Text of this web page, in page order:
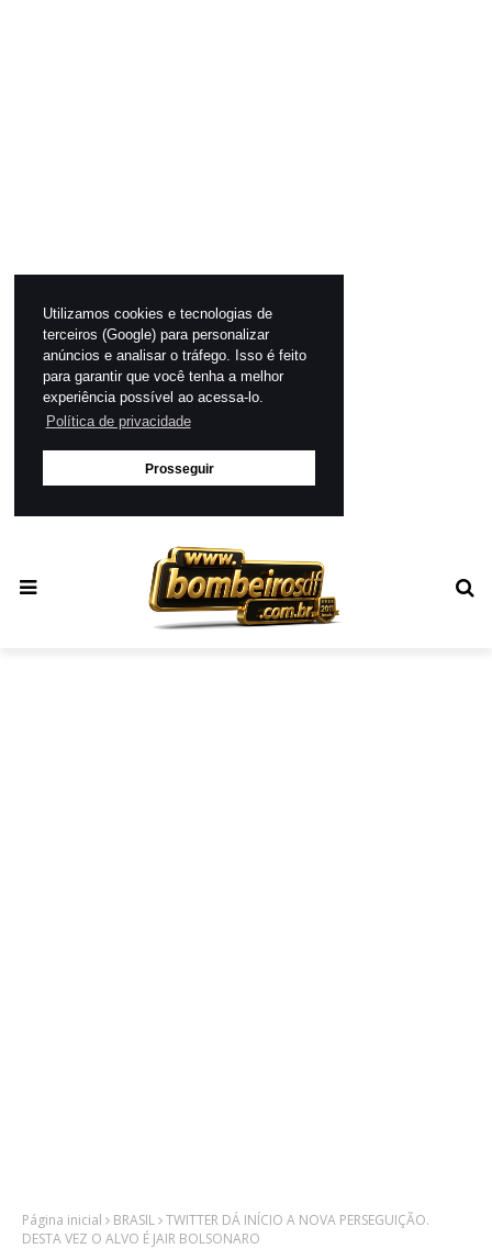
Utilizamos cookies e tecnologias de
terceiros (Google) para personalizar
anúncios e analisar o tráfego. Isso é feito
para garantir que você tenha a melhor
experiência possível ao acessa-lo.
Política de privacidade
Prosseguir
Página inicial BRASIL TWITTER DÁ INÍCIO A NOVA PERSEGUIÇÃO.
DESTA VEZ O ALVO É JAIR BOLSONARO